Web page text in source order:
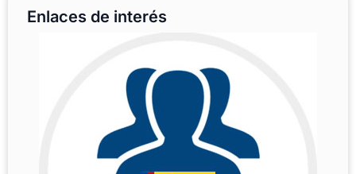
Enlaces de interés